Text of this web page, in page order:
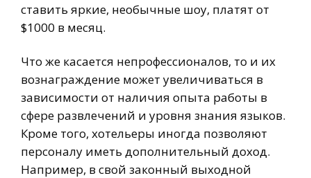
ставить яркие, необычные шоу, платят от
$1000 в месяц.
Что же касается непрофессионалов, то и их
вознаграждение может увеличиваться в
зависимости от наличия опыта работы в
сфере развлечений и уровня знания языков.
Кроме того, хотельеры иногда позволяют
персоналу иметь дополнительный доход.
Например, в свой законный выходной